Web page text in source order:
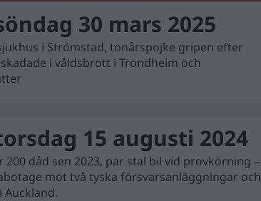
30 mars 2025
i Strömstad, tonårspojke gripen efter
i våldsbrott i Trondheim och
15 augusti 2024
200 dåd sen 2023, par stal bil vid provkörning –
mot två tyska försvarsanläggningar och